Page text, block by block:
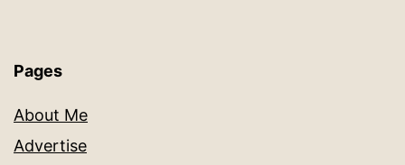
Pages
About Me
Advertise